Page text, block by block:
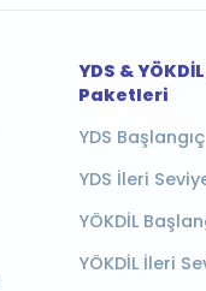
YDS &
Paketleri
YDS Başlangıç
YDS İleri
YÖKDİL
YÖKDİL İleri